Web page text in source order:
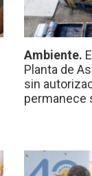
Ambiente.
Planta de
sin
permanece